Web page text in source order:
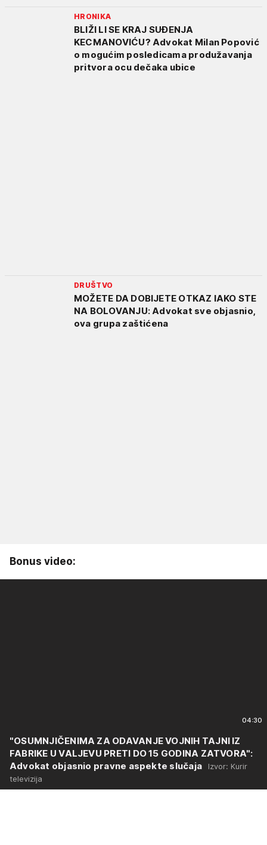
HRONIKA
BLIŽI LI SE KRAJ SUĐENJA
KECMANOVIĆU? Advokat Milan Popović
o mogućim posledicama produžavanja
pritvora ocu dečaka ubice
DRUŠTVO
MOŽETE DA DOBIJETE OTKAZ IAKO STE
NA BOLOVANJU: Advokat sve objasnio,
ova grupa zaštićena
Bonus video:
04:30
"OSUMNJIČENIMA ZA ODAVANJE VOJNIH TAJNI IZ
FABRIKE U VALJEVU PRETI DO 15 GODINA ZATVORA":
Advokat objasnio pravne aspekte slučaja
Izvor: Kurir
televizija